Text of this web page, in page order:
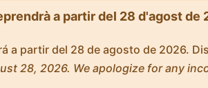
a partir del 28 d'agost de
a partir del 28 de agosto de 2026.
28, 2026. We apologize for any